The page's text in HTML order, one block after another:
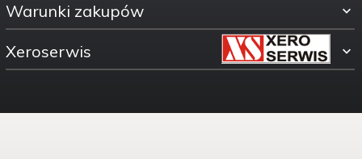
Warunki zakupów
Xeroserwis